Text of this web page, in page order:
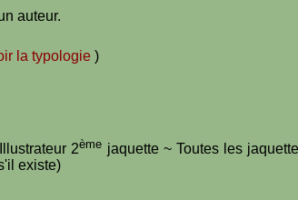
auteur.
la typologie )
2ème jaquette ~ Toutes les
existe)